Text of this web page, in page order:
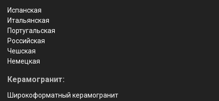
Испанская
Итальянская
Португальская
Российская
Чешская
Немецкая
Керамогранит:
Широкоформатный керамогранит